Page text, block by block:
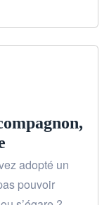
adopté un
pouvoir